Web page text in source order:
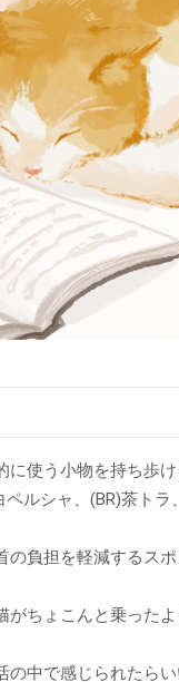
使う小物を持ち歩
ルシャ、(BR)茶トラ
負担を軽減するス
ちょこんと乗った
中で感じられたら